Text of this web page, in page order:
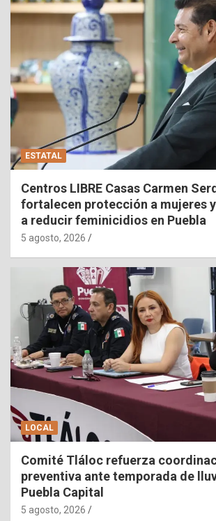
ESTATAL
Centros LIBRE Casas Carmen
fortalecen protección a mujeres
a reducir feminicidios en Puebla
5 agosto, 2026
LOCAL
Comité Tláloc refuerza
preventiva ante temporada de
Puebla Capital
5 agosto, 2026